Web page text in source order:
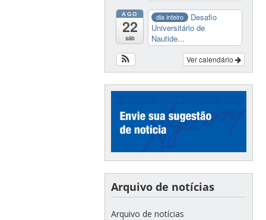
AGO
22
sáb
dia inteiro
Desafio
Universitário de
Nautide...
Ver calendário
Arquivo de notícias
Arquivo de notícias